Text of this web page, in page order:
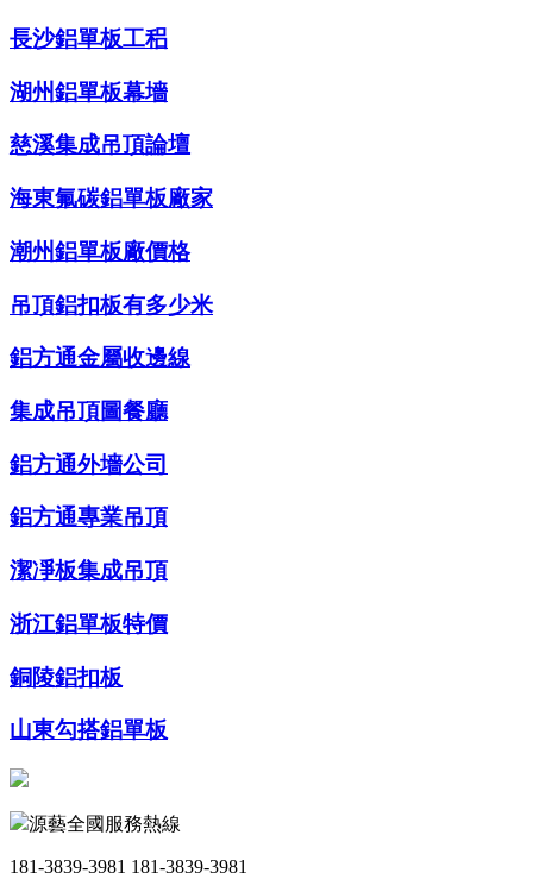
長沙鋁單板工稆
湖州鋁單板幕墻
慈溪集成吊頂論壇
海東氟碳鋁單板廠家
潮州鋁單板廠價格
吊頂鋁扣板有多少米
鋁方通金屬收邊線
集成吊頂圖餐廳
鋁方通外墻公司
鋁方通專業吊頂
潔凈板集成吊頂
浙江鋁單板特價
銅陵鋁扣板
山東勾搭鋁單板
源藝全國服務熱線
181-3839-3981 181-3839-3981